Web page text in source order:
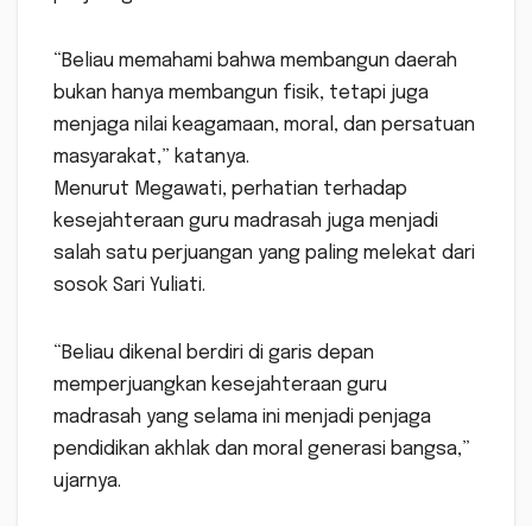
“Beliau memahami bahwa membangun daerah
bukan hanya membangun fisik, tetapi juga
menjaga nilai keagamaan, moral, dan persatuan
masyarakat,” katanya.
Menurut Megawati, perhatian terhadap
kesejahteraan guru madrasah juga menjadi
salah satu perjuangan yang paling melekat dari
sosok Sari Yuliati.
“Beliau dikenal berdiri di garis depan
memperjuangkan kesejahteraan guru
madrasah yang selama ini menjadi penjaga
pendidikan akhlak dan moral generasi bangsa,”
ujarnya.